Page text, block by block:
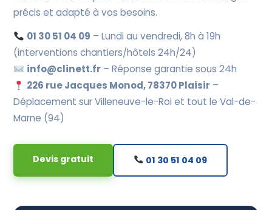
précis et adapté à vos besoins.
01 30 51 04 09 – Lundi au vendredi, 8h à 19h
(interventions chantiers/hôtels 24h/24)
info@clinett.fr– Réponse garantie sous 24h
226 rue Jacques Monod, 78370 Plaisir–
Déplacement sur Villeneuve-le-Roi et tout le Val-de-
Marne (94)
Devis gratuit 01 30 51 04 09